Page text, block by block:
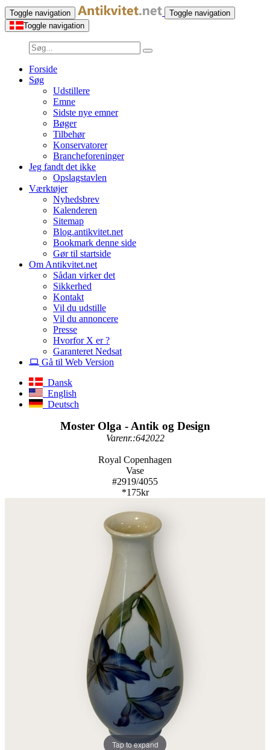
Toggle navigation
Toggle navigation
Toggle navigation
Forside
Søg
Udstillere
Emne
Sidste nye emner
Bøger
Tilbehør
Konservatorer
Brancheforeninger
Jeg fandt det ikke
Opslagstavlen
Værktøjer
Nyhedsbrev
Kalenderen
Sitemap
Blog.antikvitet.net
Bookmark denne side
Gør til startside
Om Antikvitet.net
Sådan virker det
Sikkerhed
Kontakt
Vil du udstille
Vil du annoncere
Presse
Hvorfor X er ?
Garanteret Nedsat
Gå til Web Version
Dansk
English
Deutsch
Moster Olga - Antik og Design
Varenr.:642022
Royal Copenhagen
Vase
#2919/4055
*175kr
Tap to expand